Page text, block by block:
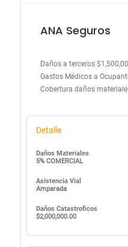
ANA Seguros
Daños a terceros
Gastos Médicos a
Cobertura daños
Detalle
Daños Materiales
5% COMERCIAL
Asistencia Vial
Amparada
Daños Catastroficos
$2,000,000.00